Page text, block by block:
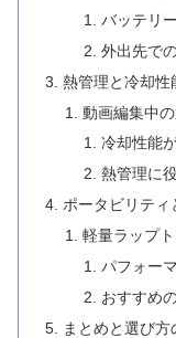
バッテリ
外出先で
熱管理と冷却性
動画編集中
冷却性能
熱管理に
ポータビリティ
軽量ラップ
パフォー
おすすめ
まとめと選び方